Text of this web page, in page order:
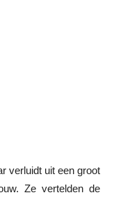
verluidt uit een groot
Ze vertelden de